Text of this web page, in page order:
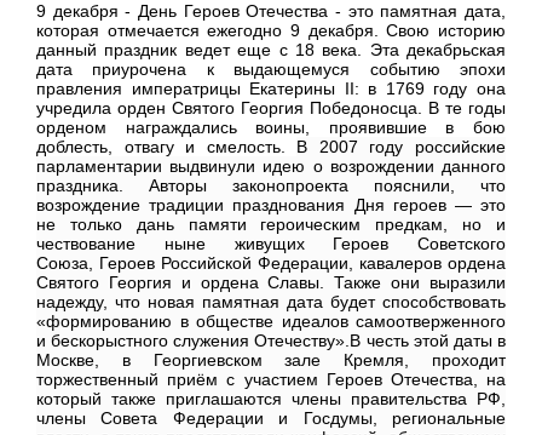
9 декабря - День Героев Отечества - это памятная дата,
которая отмечается ежегодно 9 декабря. Свою историю
данный праздник ведет еще с 18 века. Эта декабрьская
дата приурочена к выдающемуся событию эпохи
правления императрицы Екатерины II: в 1769 году она
учредила орден Святого Георгия Победоносца. В те годы
орденом награждались воины, проявившие в бою
доблесть, отвагу и смелость. В 2007 году российские
парламентарии выдвинули идею о возрождении данного
праздника. Авторы законопроекта пояснили, что
возрождение традиции празднования Дня героев — это
не только дань памяти героическим предкам, но и
чествование ныне живущих Героев Советского
Союза, Героев Российской Федерации, кавалеров ордена
Святого Георгия и ордена Славы. Также они выразили
надежду, что новая памятная дата будет способствовать
«формированию в обществе идеалов самоотверженного
и бескорыстного служения Отечеству».В честь этой даты в
Москве, в Георгиевском зале Кремля, проходит
торжественный приём с участием Героев Отечества, на
который также приглашаются члены правительства РФ,
члены Совета Федерации и Госдумы, региональные